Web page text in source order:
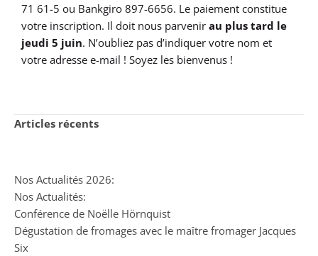
71 61-5 ou Bankgiro 897-6656. Le paiement constitue
votre inscription. Il doit nous parvenir au plus tard le
jeudi 5 juin. N’oubliez pas d’indiquer votre nom et
votre adresse e-mail ! Soyez les bienvenus !
Articles récents
Nos Actualités 2026:
Nos Actualités:
Conférence de Noëlle Hörnquist
Dégustation de fromages avec le maître fromager Jacques
Six